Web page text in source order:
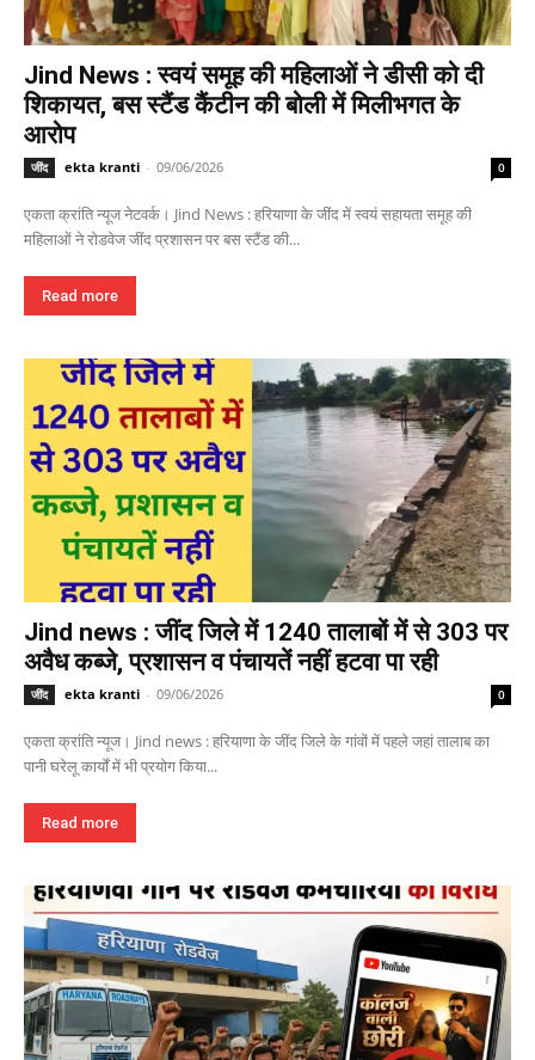
Jind News : स्वयं समूह की महिलाओं ने डीसी को दी
शिकायत, बस स्टैंड कैंटीन की बोली में मिलीभगत के
आरोप
जींद ekta kranti - 09/06/2026 0
एकता क्रांति न्यूज नेटवर्क। Jind News : हरियाणा के जींद में स्वयं सहायता समूह की
महिलाओं ने रोडवेज जींद प्रशासन पर बस स्टैंड की...
Read more
Jind news : जींद जिले में 1240 तालाबों में से 303 पर
अवैध कब्जे, प्रशासन व पंचायतें नहीं हटवा पा रही
जींद ekta kranti - 09/06/2026 0
एकता क्रांति न्यूज। Jind news : हरियाणा के जींद जिले के गांवों में पहले जहां तालाब का
पानी घरेलू कार्यों में भी प्रयोग किया...
Read more